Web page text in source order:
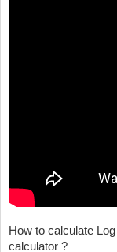
How to calculate
calculator ?